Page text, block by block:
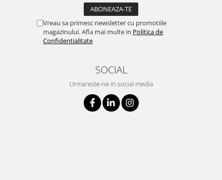
Vreau sa primesc newsletter cu promotiile
magazinului. Afla mai multe in Politica de
Confidentialitate
SOCIAL
Urmareste-ne in social media